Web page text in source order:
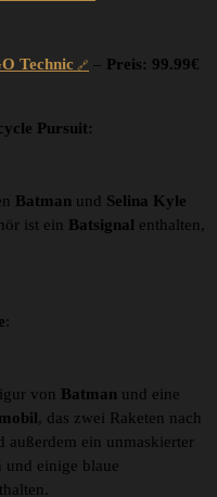
Technic – Preis: 99.99€
Pursuit:
Batman und Selina Kyle
ist ein Batsignal enthalten,
:
von Batman und eine
, das zwei Raketen nach
außerdem ein unmaskierter
und einige blaue